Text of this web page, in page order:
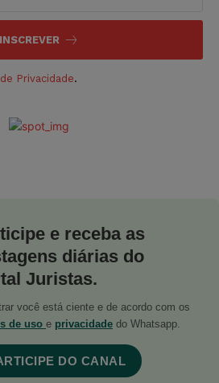
INSCREVER
Privacidade.
e receba as
diárias do
Juristas.
você está ciente e de acordo com os
de uso e privacidade do Whatsapp.
DO CANAL